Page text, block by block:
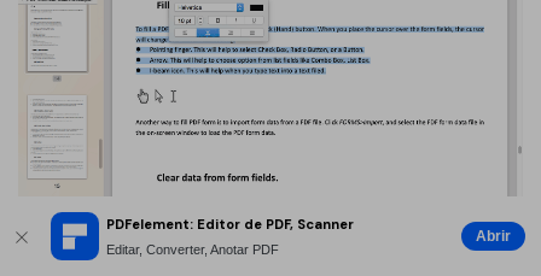
PDFelement: Editor de PDF, Scanner
Editar, Converter, Anotar PDF
Abrir